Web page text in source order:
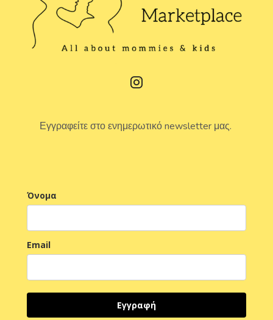
Εγγραφείτε στο ενημερωτικό newsletter μας.
Όνομα
Email
Εγγραφή